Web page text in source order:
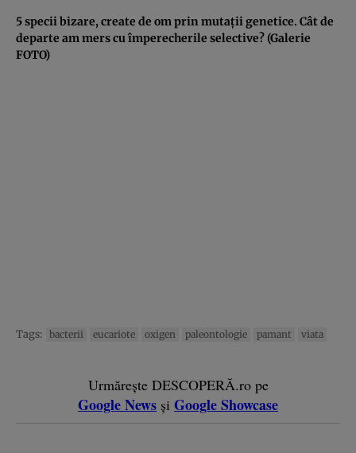
5 specii bizare, create de om prin mutaţii genetice. Cât de
departe am mers cu împerecherile selective? (Galerie
FOTO)
Tags: bacterii eucariote oxigen paleontologie pamant viata
Urmărește DESCOPERĂ.ro pe
Google News și Google Showcase